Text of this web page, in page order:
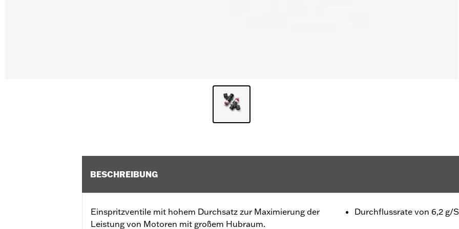
BESCHREIBUNG
Einspritzventile mit hohem Durchsatz zur Maximierung der
Leistung von Motoren mit großem Hubraum.
Durchflussrate von 6,2 g/